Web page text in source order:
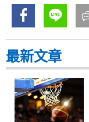
最新文章